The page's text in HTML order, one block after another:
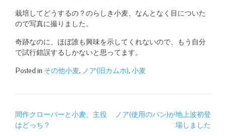
栽培してどうするの？のらしき小麦、なんとなく目についた
ので写真に撮りました。
奇跡なのに、ほぼ誰も興味を示してくれないので、もう自分
で試行錯誤するしかないと思ってます。
Posted in その他小麦, ノア(旧カムホ), 小麦
投
稿
間作クローバーと小麦、主役
はどっち？
ノア(使用のパン)が地上波初登
場しました